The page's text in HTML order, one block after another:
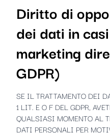
Diritto di
dei dati in
marketing
GDPR)
SE IL TRATTAMENTO DEI
1 LIT. E O F DEL GDPR,
QUALSIASI MOMENTO AL
DATI PERSONALI PER